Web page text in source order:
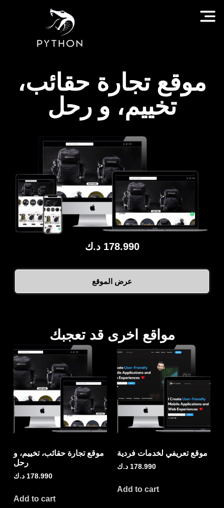
موقع تجارة حقائب،
تخييم، و رحل
178.990 د.ك
عرض الموقع
مواقع اخرى قد تعجبك
موقع تجارة حقائب، تخييم، و
رحل
178.990 د.ك
Add to cart
موقع تعريفي لخدمات فردية
178.990 د.ك
Add to cart